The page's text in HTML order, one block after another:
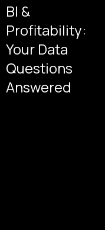
BI &
Profitability:
Your Data
Questions
Answered